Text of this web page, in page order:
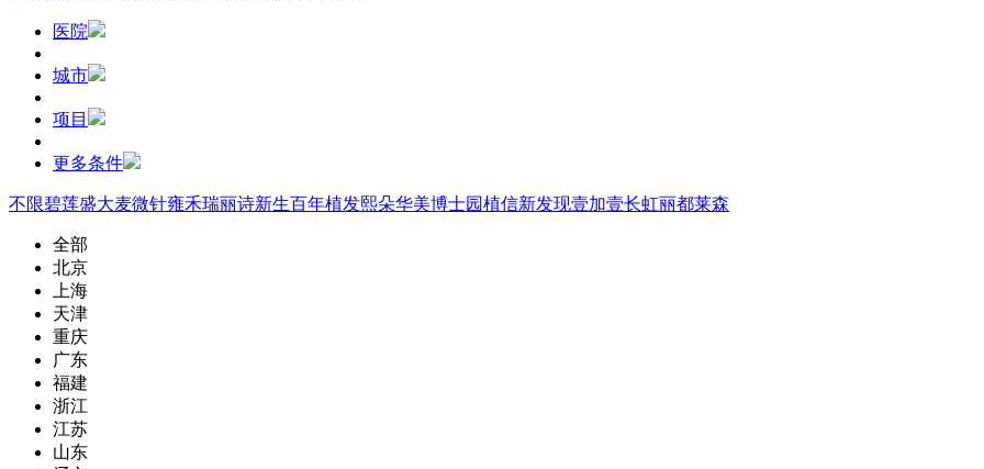
医院
城市
项目
更多条件
不限碧莲盛大麦微针雍禾瑞丽诗新生百年植发熙朵华美博士园植信新发现壹加壹长虹丽都莱森
全部
北京
上海
天津
重庆
广东
福建
浙江
江苏
山东